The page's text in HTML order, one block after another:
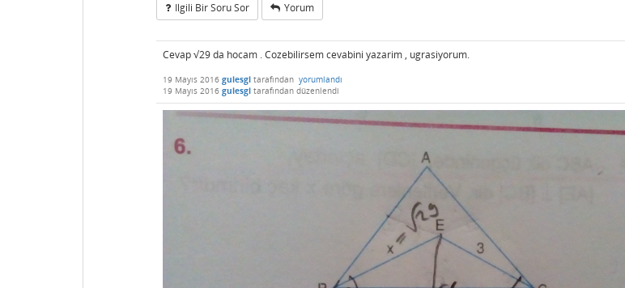
Ilgili Bir Soru Sor Yorum
Cevap √29 da hocam . Cozebilirsem cevabini yazarim , ugrasiyorum.
19 Mayıs 2016 gulesgl tarafından yorumlandı
19 Mayıs 2016 gulesgl tarafından düzenlendi